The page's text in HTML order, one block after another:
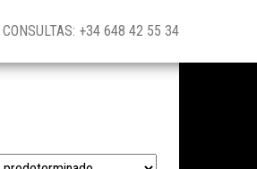
CONSULTAS: +34 648 42 55 34